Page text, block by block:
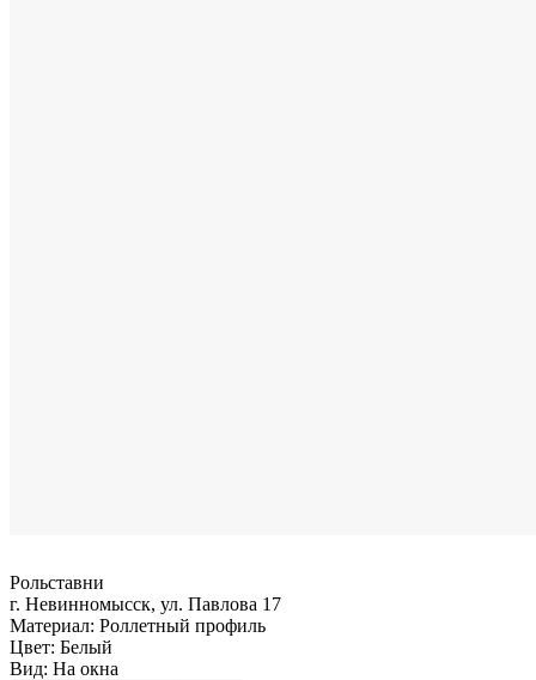
Рольставни
г. Невинномысск, ул. Павлова 17
Материал: Роллетный профиль
Цвет: Белый
Вид: На окна